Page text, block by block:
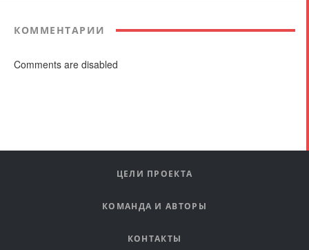
КОММЕНТАРИИ
Comments are disabled
ЦЕЛИ ПРОЕКТА
КОМАНДА И АВТОРЫ
КОНТАКТЫ